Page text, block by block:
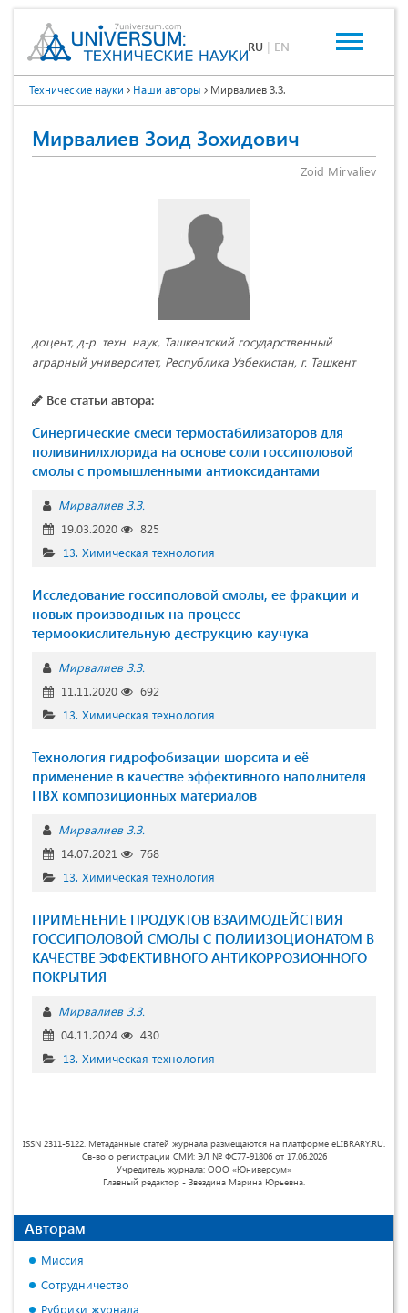
RU | EN
Технические науки Наши авторы Мирвалиев З.З.
Мирвалиев Зоид Зохидович
Zoid Mirvaliev
доцент, д-р. техн. наук, Ташкентский государственный
аграрный университет, Республика Узбекистан, г. Ташкент
Все статьи автора:
Синергические смеси термостабилизаторов для
поливинилхлорида на основе соли госсиполовой
смолы с промышленными антиоксидантами
Мирвалиев З.З.
19.03.2020
825
13. Химическая технология
Исследование госсиполовой смолы, ее фракции и
новых производных на процесс
термоокислительную деструкцию каучука
Мирвалиев З.З.
11.11.2020
692
13. Химическая технология
Технология гидрофобизации шорсита и её
применение в качестве эффективного наполнителя
ПВХ композиционных материалов
Мирвалиев З.З.
14.07.2021
768
13. Химическая технология
ПРИМЕНЕНИЕ ПРОДУКТОВ ВЗАИМОДЕЙСТВИЯ
ГОССИПОЛОВОЙ СМОЛЫ С ПОЛИИЗОЦИОНАТОМ В
КАЧЕСТВЕ ЭФФЕКТИВНОГО АНТИКОРРОЗИОННОГО
ПОКРЫТИЯ
Мирвалиев З.З.
04.11.2024
430
13. Химическая технология
ISSN 2311-5122. Метаданные статей журнала размещаются на платформе eLIBRARY.RU.
Св-во о регистрации СМИ: ЭЛ № ФС77-91806 от 17.06.2026
Учредитель журнала: ООО «Юниверсум»
Главный редактор - Звездина Марина Юрьевна.
Авторам
Миссия
Сотрудничество
Рубрики журнала